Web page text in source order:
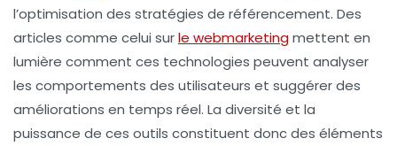
l’optimisation des stratégies de référencement. Des
articles comme celui surle webmarketingmettent en
lumière comment ces technologies peuvent analyser
les comportements des utilisateurs et suggérer des
améliorations en temps réel. La diversité et la
puissance de ces outils constituent donc des éléments